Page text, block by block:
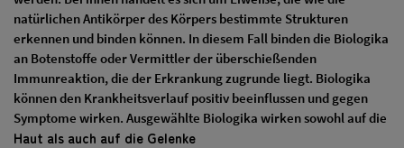
natürlichen Antikörper des Körpers bestimmte Strukturen
erkennen und binden können. In diesem Fall binden die Biologika
an Botenstoffe oder Vermittler der überschießenden
Immunreaktion, die der Erkrankung zugrunde liegt. Biologika
können den Krankheitsverlauf positiv beeinflussen und gegen
Symptome wirken. Ausgewählte Biologika wirken sowohl auf die
Haut als auch auf die Gelenke